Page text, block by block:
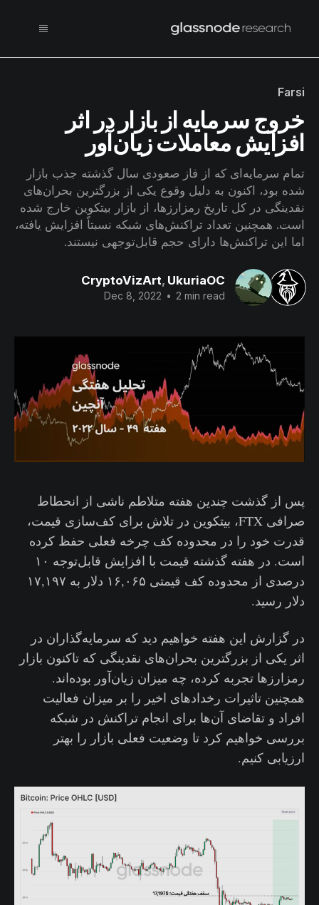
Farsi
خروج سرمایه از بازار در اثر
افزایش معاملات زیان‌آور
تمام سرمایه‌ای که از فاز صعودی سال گذشته جذب بازار
شده بود، اکنون به دلیل وقوع یکی از بزرگترین بحران‌های
نقدینگی در کل تاریخ رمزارزها، از بازار بیتکوین خارج شده
است. همچنین تعداد تراکنش‌های شبکه نسبتاً افزایش یافته،
اما این تراکنش‌ها دارای حجم قابل‌توجهی نیستند.
CryptoVizArt, UkuriaOC
Dec 8, 2022 • 2 min read
پس از گذشت چندین هفته متلاطم ناشی از انحطاط
صرافی FTX، بیتکوین در تلاش برای کف‌سازی قیمت،
قدرت خود را در محدوده کف چرخه فعلی حفظ کرده
است. در هفته گذشته قیمت با افزایش قابل‌توجه ۱۰
درصدی از محدوده کف قیمتی ۱۶,۰۶۵ دلار به ۱۷,۱۹۷
دلار رسید.
در گزارش این هفته خواهیم دید که سرمایه‌گذاران در
اثر یکی از بزرگترین بحران‌های نقدینگی که تاکنون بازار
رمزارزها تجربه کرده، چه میزان زیان‌آور بوده‌اند.
همچنین تاثیرات رخدادهای اخیر را بر میزان فعالیت
افراد و تقاضای آن‌ها برای انجام تراکنش در شبکه
بررسی خواهیم کرد تا وضعیت فعلی بازار را بهتر
ارزیابی کنیم.